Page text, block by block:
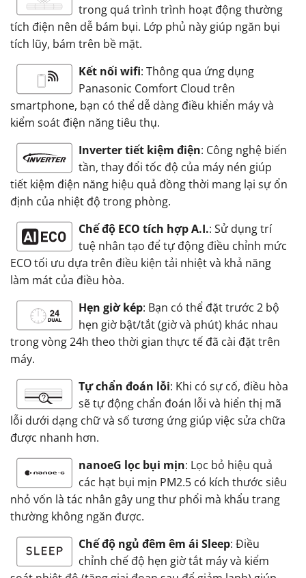
trong quá trình trình hoạt động thường
tích điện nên dễ bám bụi. Lớp phủ này giúp ngăn bụi
tích lũy, bám trên bề mặt.
Kết nối wifi: Thông qua ứng dụng
Panasonic Comfort Cloud trên
smartphone, bạn có thể dễ dàng điều khiển máy và
kiểm soát điện năng tiêu thụ.
Inverter tiết kiệm điện: Công nghệ biến
tần, thay đổi tốc độ của máy nén giúp
tiết kiệm điện năng hiệu quả đồng thời mang lại sự ổn
định của nhiệt độ trong phòng.
Chế độ ECO tích hợp A.I.: Sử dụng trí
tuệ nhân tạo để tự động điều chỉnh mức
ECO tối ưu dựa trên điều kiện tải nhiệt và khả năng
làm mát của điều hòa.
Hẹn giờ kép: Bạn có thể đặt trước 2 bộ
hẹn giờ bật/tắt (giờ và phút) khác nhau
trong vòng 24h theo thời gian thực tế đã cài đặt trên
máy.
Tự chẩn đoán lỗi: Khi có sự cố, điều hòa
sẽ tự động chẩn đoán lỗi và hiển thị mã
lỗi dưới dạng chữ và số tương ứng giúp việc sửa chữa
được nhanh hơn.
nanoeG lọc bụi mịn: Lọc bỏ hiệu quả
các hạt bụi mịn PM2.5 có kích thước siêu
nhỏ vốn là tác nhân gây ung thư phổi mà khẩu trang
thường không ngăn được.
Chế độ ngủ đêm êm ái Sleep: Điều
chỉnh chế độ hẹn giờ tắt máy và kiểm